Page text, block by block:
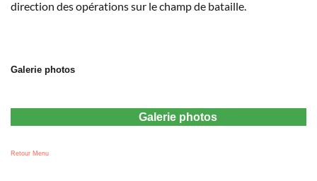
direction des opérations sur le champ de bataille.
Galerie photos
Galerie photos
Retour Menu